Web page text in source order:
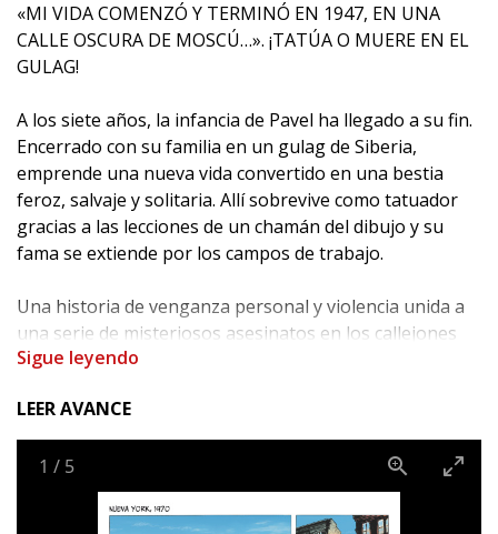
«MI VIDA COMENZÓ Y TERMINÓ EN 1947, EN UNA
CALLE OSCURA DE MOSCÚ…». ¡TATÚA O MUERE EN EL
GULAG!
A los siete años, la infancia de Pavel ha llegado a su fin.
Encerrado con su familia en un gulag de Siberia,
emprende una nueva vida convertido en una bestia
feroz, salvaje y solitaria. Allí sobrevive como tatuador
gracias a las lecciones de un chamán del dibujo y su
fama se extiende por los campos de trabajo.
Una historia de venganza personal y violencia unida a
una serie de misteriosos asesinatos en los callejones
más oscuros de Nueva York, la ciudad que nunca
François Boucq y Jerome Charyn, autores de La mujer
del mago y Boca de diablo, elaboran un relato
minuciosamente realista en un escenario sumergido
entre la guerra de clanes y el desequilibrio del caos.
Sigue leyendo
LEER AVANCE
1 / 5